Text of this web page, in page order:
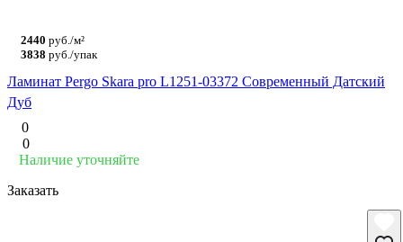
2440 руб./м²
3838 руб./упак
Ламинат Pergo Skara pro L1251-03372 Современный Датский
Дуб
0
0
Наличие уточняйте
Заказать